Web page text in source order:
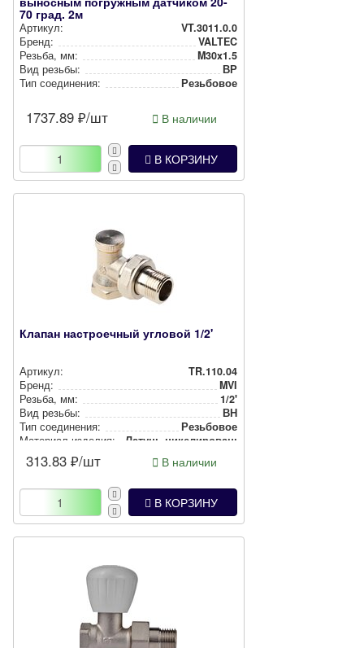
70 град. 2м
Артикул:
VT.3011.0.0
Бренд:
VALTEC
Резьба, мм:
M30x1.5
Вид резьбы:
ВР
Тип соединения:
Резьбовое
1737.89 ₽/шт В наличии
В КОРЗИНУ
Клапан настроечный угловой 1/2'
Артикул:
TR.110.04
Бренд:
MVI
Резьба, мм:
1/2'
Вид резьбы:
ВН
Тип соединения:
Резьбовое
Материал изделия:
Латунь ни­ке­ли­ро­ван­ная
313.83 ₽/шт В наличии
В КОРЗИНУ